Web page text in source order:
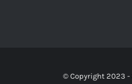
© Copyright 2023 -